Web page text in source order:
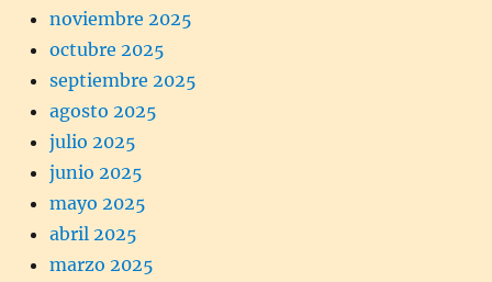
noviembre 2025
octubre 2025
septiembre 2025
agosto 2025
julio 2025
junio 2025
mayo 2025
abril 2025
marzo 2025